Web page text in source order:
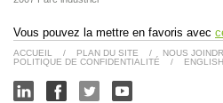
Vous pouvez la mettre en favoris avec
ACCUEIL / PLAN DU SITE / NOUS
POLITIQUE DE CONFIDENTIALITÉ
/ ENGLISH